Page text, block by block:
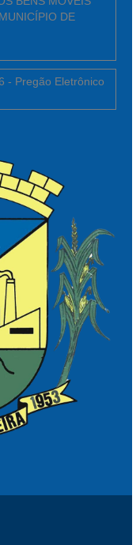
DE
- Pregão Eletrônico